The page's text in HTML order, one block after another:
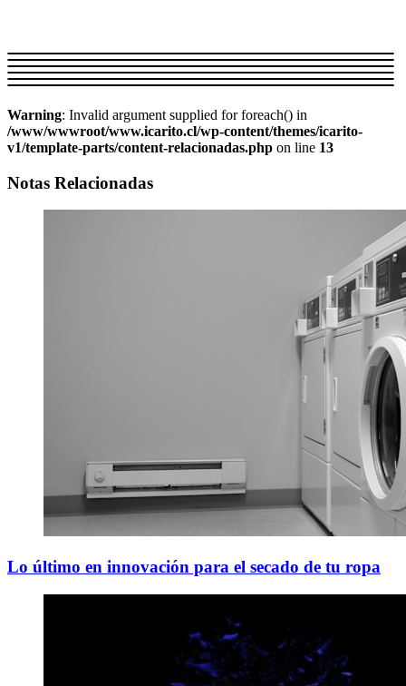
Warning: Invalid argument supplied for foreach() in
/www/wwwroot/www.icarito.cl/wp-content/themes/icarito-
v1/template-parts/content-relacionadas.php on line 13
Notas Relacionadas
Lo último en innovación para el secado de tu ropa